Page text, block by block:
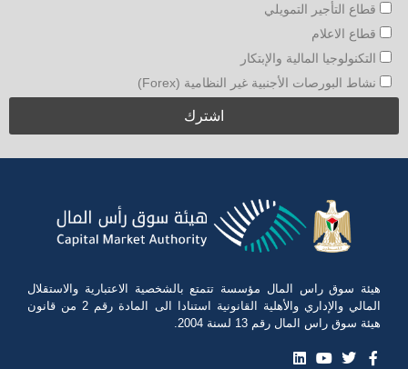
قطاع التأجير التمويلي
قطاع الاعلام
التكنولوجيا المالية والإبتكار
نشاط البورصات الأجنبية غير النظامية (Forex)
هيئة سوق راس المال مؤسسة تتمتع بالشخصية الاعتبارية والاستقلال
المالي والإداري والأهلية القانونية استنادا الى المادة رقم 2 من قانون
هيئة سوق راس المال رقم 13 لسنة 2004.